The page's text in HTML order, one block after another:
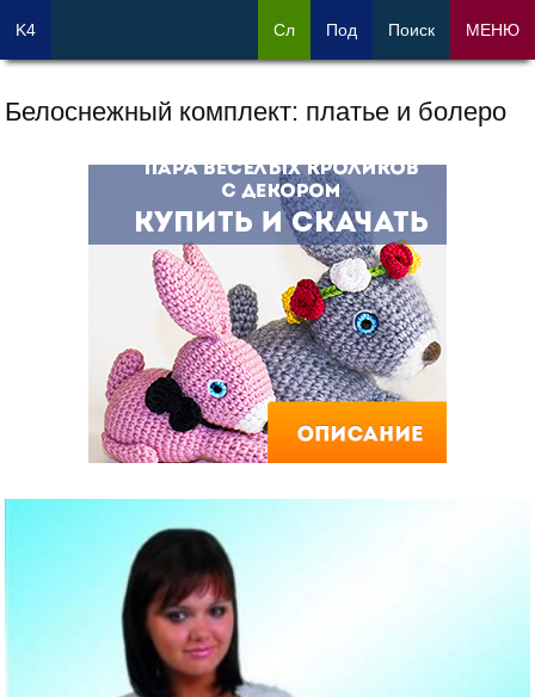
Белоснежный комплект: платье и болеро
K4 Сл Под Поиск МЕНЮ